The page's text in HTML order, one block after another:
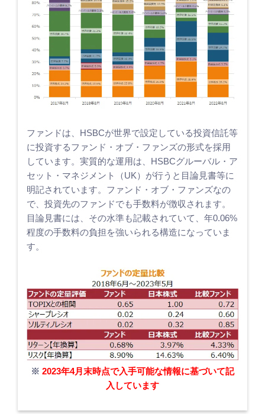
ファンドは、HSBCが世界で設定している投資信託等
に投資するファンド・オブ・ファンズの形式を採用
しています。実質的な運用は、HSBCグルーバル・ア
セット・マネジメント（UK）が行うと目論見書等に
明記されています。ファンド・オブ・ファンズなの
で、投資先のファンドでも手数料が徴収されます。
目論見書には、その水準も記載されていて、年0.06%
程度の手数料の負担を強いられる構造になっていま
す。
※ 2023年4月末時点で入手可能な情報に基づいて記
入しています